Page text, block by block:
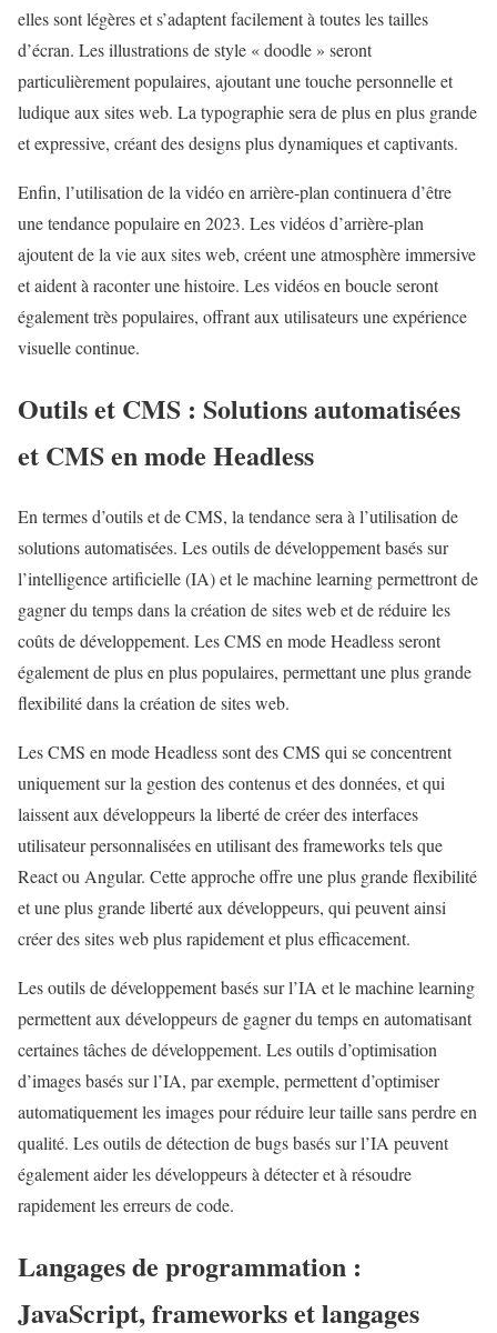
elles sont légères et s’adaptent facilement à toutes les tailles
d’écran. Les illustrations de style « doodle » seront
particulièrement populaires, ajoutant une touche personnelle et
ludique aux sites web. La typographie sera de plus en plus grande
et expressive, créant des designs plus dynamiques et captivants.
Enfin, l’utilisation de la vidéo en arrière-plan continuera d’être
une tendance populaire en 2023. Les vidéos d’arrière-plan
ajoutent de la vie aux sites web, créent une atmosphère immersive
et aident à raconter une histoire. Les vidéos en boucle seront
également très populaires, offrant aux utilisateurs une expérience
visuelle continue.
Outils et CMS : Solutions automatisées
et CMS en mode Headless
En termes d’outils et de CMS, la tendance sera à l’utilisation de
solutions automatisées. Les outils de développement basés sur
l’intelligence artificielle (IA) et le machine learning permettront de
gagner du temps dans la création de sites web et de réduire les
coûts de développement. Les CMS en mode Headless seront
également de plus en plus populaires, permettant une plus grande
flexibilité dans la création de sites web.
Les CMS en mode Headless sont des CMS qui se concentrent
uniquement sur la gestion des contenus et des données, et qui
laissent aux développeurs la liberté de créer des interfaces
utilisateur personnalisées en utilisant des frameworks tels que
React ou Angular. Cette approche offre une plus grande flexibilité
et une plus grande liberté aux développeurs, qui peuvent ainsi
créer des sites web plus rapidement et plus efficacement.
Les outils de développement basés sur l’IA et le machine learning
permettent aux développeurs de gagner du temps en automatisant
certaines tâches de développement. Les outils d’optimisation
d’images basés sur l’IA, par exemple, permettent d’optimiser
automatiquement les images pour réduire leur taille sans perdre en
qualité. Les outils de détection de bugs basés sur l’IA peuvent
également aider les développeurs à détecter et à résoudre
rapidement les erreurs de code.
Langages de programmation :
JavaScript, frameworks et langages